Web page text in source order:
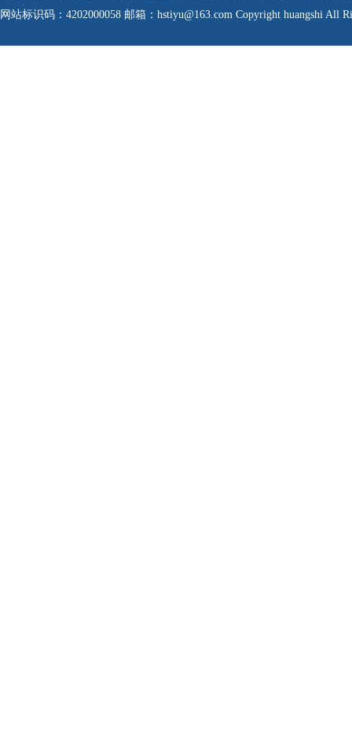
网站标识码：4202000058 邮箱：hstiyu@163.com Copyright huangshi All